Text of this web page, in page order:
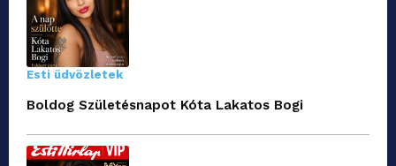
Esti üdvözletek
Boldog Születésnapot Kóta Lakatos Bogi